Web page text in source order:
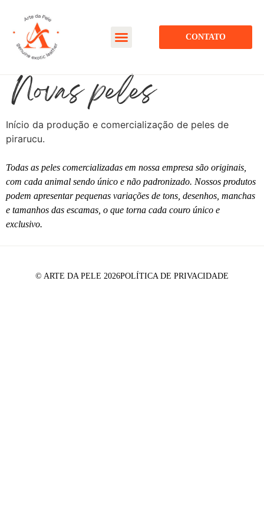
CONTATO
Novas peles
Início da produção e comercialização de peles de
pirarucu.
Todas as peles comercializadas em nossa empresa são originais,
com cada animal sendo único e não padronizado. Nossos produtos
podem apresentar pequenas variações de tons, desenhos, manchas
e tamanhos das escamas, o que torna cada couro único e
exclusivo.
© ARTE DA PELE 2026POLÍTICA DE PRIVACIDADE